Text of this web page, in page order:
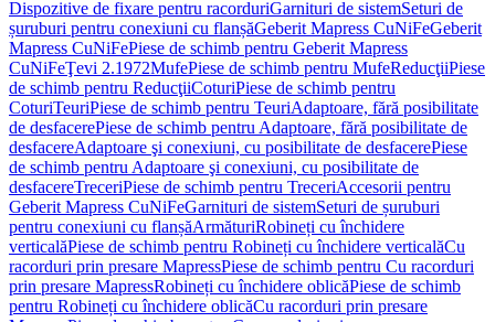
Dispozitive de fixare pentru racorduriGarnituri de sistemSeturi de
șuruburi pentru conexiuni cu flanșăGeberit Mapress CuNiFeGeberit
Mapress CuNiFePiese de schimb pentru Geberit Mapress
CuNiFeŢevi 2.1972MufePiese de schimb pentru MufeReducţiiPiese
de schimb pentru ReducţiiCoturiPiese de schimb pentru
CoturiTeuriPiese de schimb pentru TeuriAdaptoare, fără posibilitate
de desfacerePiese de schimb pentru Adaptoare, fără posibilitate de
desfacereAdaptoare şi conexiuni, cu posibilitate de desfacerePiese
de schimb pentru Adaptoare şi conexiuni, cu posibilitate de
desfacereTreceriPiese de schimb pentru TreceriAccesorii pentru
Geberit Mapress CuNiFeGarnituri de sistemSeturi de șuruburi
pentru conexiuni cu flanșăArmăturiRobineți cu închidere
verticalăPiese de schimb pentru Robineți cu închidere verticalăCu
racorduri prin presare MapressPiese de schimb pentru Cu racorduri
prin presare MapressRobineți cu închidere oblicăPiese de schimb
pentru Robineți cu închidere oblicăCu racorduri prin presare